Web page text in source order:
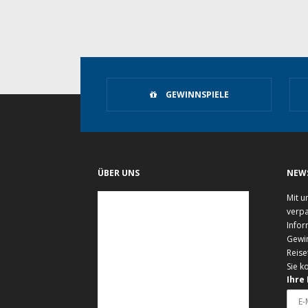
GEWINNSPIELE
ÜBER UNS
Mit
Sie
Ihre